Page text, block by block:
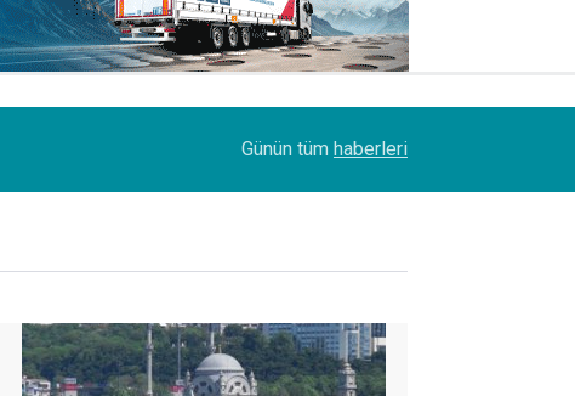
MAXUS modelleri Ağustos’a özel 1.199.000
Günün tüm haberleri